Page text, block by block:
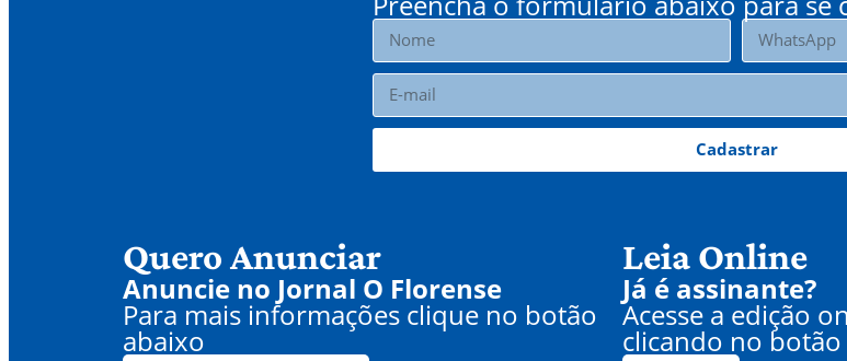
Cadastrar
Quero Anunciar
Anuncie no Jornal O Florense
Para mais informações clique no botão
abaixo
Leia Online
Já é assinante?
Acesse a edição
clicando no